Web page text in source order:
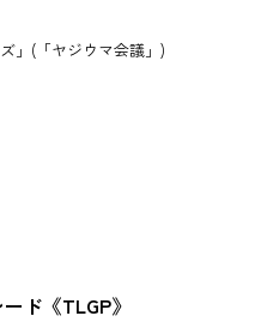
」(「ヤジウマ会議」)
ド《TLGP》